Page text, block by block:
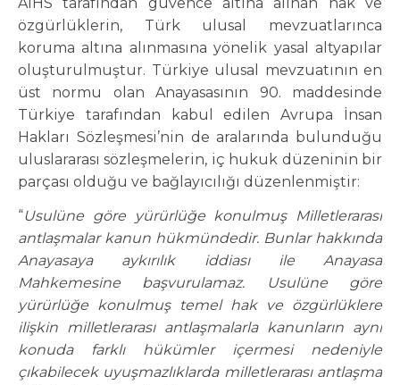
özgürlüklerin, Türk ulusal mevzuatlarınca
koruma altına alınmasına yönelik yasal altyapılar
oluşturulmuştur. Türkiye ulusal mevzuatının en
üst normu olan Anayasasının 90. maddesinde
Türkiye tarafından kabul edilen Avrupa İnsan
Hakları Sözleşmesi’nin de aralarında bulunduğu
uluslararası sözleşmelerin, iç hukuk düzeninin bir
parçası olduğu ve bağlayıcılığı düzenlenmiştir:
“Usulüne göre yürürlüğe konulmuş Milletlerarası
antlaşmalar kanun hükmündedir. Bunlar hakkında
Anayasaya aykırılık iddiası ile Anayasa
Mahkemesine başvurulamaz. Usulüne göre
yürürlüğe konulmuş temel hak ve özgürlüklere
ilişkin milletlerarası antlaşmalarla kanunların aynı
konuda farklı hükümler içermesi nedeniyle
çıkabilecek uyuşmazlıklarda milletlerarası antlaşma